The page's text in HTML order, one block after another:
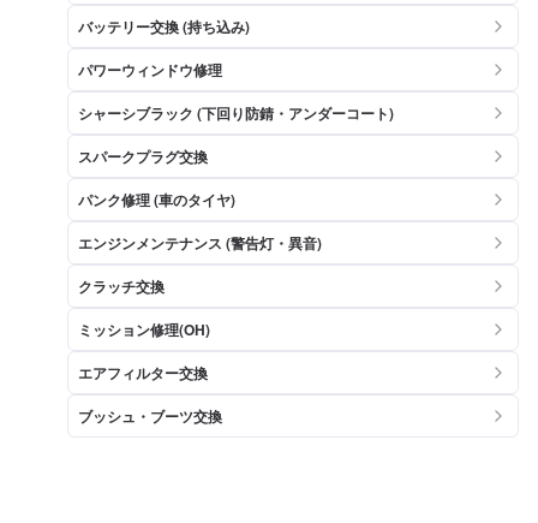
バッテリー交換 (持ち込み)
パワーウィンドウ修理
シャーシブラック (下回り防錆・アンダーコート)
スパークプラグ交換
パンク修理 (車のタイヤ)
エンジンメンテナンス (警告灯・異音)
クラッチ交換
ミッション修理(OH)
エアフィルター交換
ブッシュ・ブーツ交換